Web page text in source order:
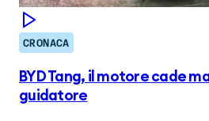
CRONACA
BYD Tang, il motore cade
guidatore